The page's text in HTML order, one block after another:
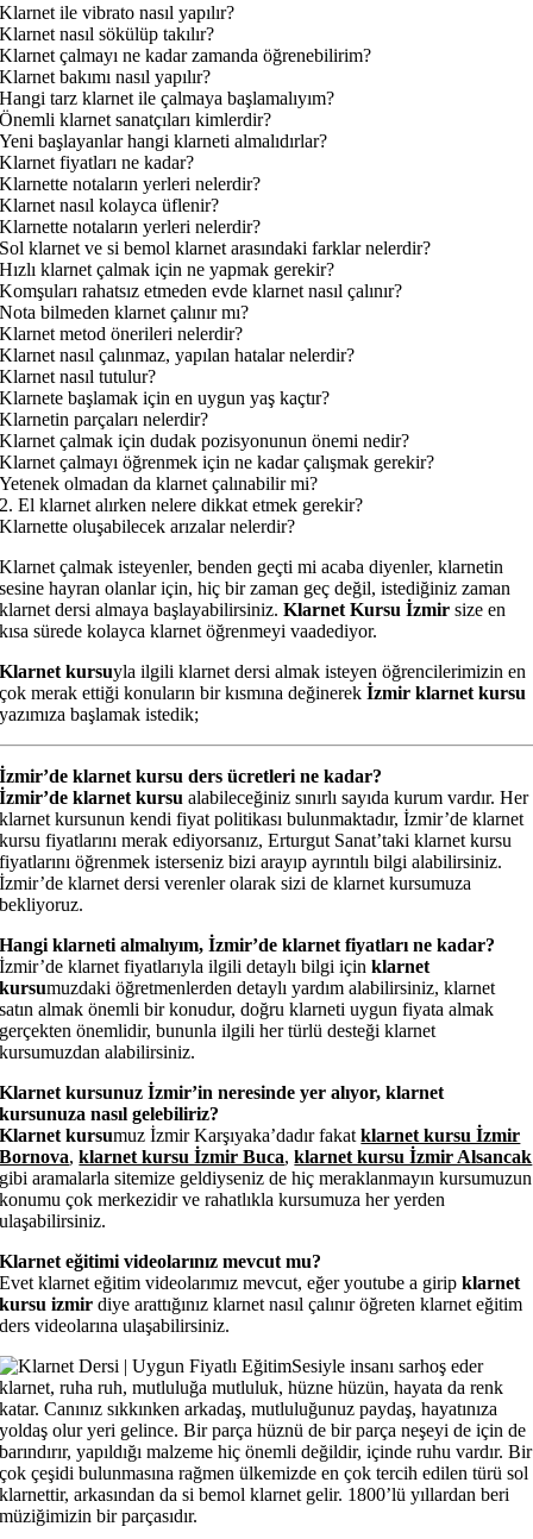
Klarnet ile vibrato nasıl yapılır?
Klarnet nasıl sökülüp takılır?
Klarnet çalmayı ne kadar zamanda öğrenebilirim?
Klarnet bakımı nasıl yapılır?
Hangi tarz klarnet ile çalmaya başlamalıyım?
Önemli klarnet sanatçıları kimlerdir?
Yeni başlayanlar hangi klarneti almalıdırlar?
Klarnet fiyatları ne kadar?
Klarnette notaların yerleri nelerdir?
Klarnet nasıl kolayca üflenir?
Klarnette notaların yerleri nelerdir?
Sol klarnet ve si bemol klarnet arasındaki farklar nelerdir?
Hızlı klarnet çalmak için ne yapmak gerekir?
Komşuları rahatsız etmeden evde klarnet nasıl çalınır?
Nota bilmeden klarnet çalınır mı?
Klarnet metod önerileri nelerdir?
Klarnet nasıl çalınmaz, yapılan hatalar nelerdir?
Klarnet nasıl tutulur?
Klarnete başlamak için en uygun yaş kaçtır?
Klarnetin parçaları nelerdir?
Klarnet çalmak için dudak pozisyonunun önemi nedir?
Klarnet çalmayı öğrenmek için ne kadar çalışmak gerekir?
Yetenek olmadan da klarnet çalınabilir mi?
2. El klarnet alırken nelere dikkat etmek gerekir?
Klarnette oluşabilecek arızalar nelerdir?
Klarnet çalmak isteyenler, benden geçti mi acaba diyenler, klarnetin
sesine hayran olanlar için, hiç bir zaman geç değil, istediğiniz zaman
klarnet dersi almaya başlayabilirsiniz.Klarnet Kursu İzmir size en
kısa sürede kolayca klarnet öğrenmeyi vaadediyor.
Klarnet kursuyla ilgili klarnet dersi almak isteyen öğrencilerimizin en
çok merak ettiği konuların bir kısmına değinerekİzmir klarnet kursu
yazımıza başlamak istedik;
İzmir’de klarnet kursu ders ücretleri ne kadar?
İzmir’de klarnet kursu alabileceğiniz sınırlı sayıda kurum vardır. Her
klarnet kursunun kendi fiyat politikası bulunmaktadır, İzmir’de klarnet
kursu fiyatlarını merak ediyorsanız, Erturgut Sanat’taki klarnet kursu
fiyatlarını öğrenmek isterseniz bizi arayıp ayrıntılı bilgi alabilirsiniz.
İzmir’de klarnet dersi verenler olarak sizi de klarnet kursumuza
bekliyoruz.
Hangi klarneti almalıyım, İzmir’de klarnet fiyatları ne kadar?
İzmir’de klarnet fiyatlarıyla ilgili detaylı bilgi içinklarnet
kursumuzdaki öğretmenlerden detaylı yardım alabilirsiniz, klarnet
satın almak önemli bir konudur, doğru klarneti uygun fiyata almak
gerçekten önemlidir, bununla ilgili her türlü desteği klarnet
kursumuzdan alabilirsiniz.
Klarnet kursunuz İzmir’in neresinde yer alıyor, klarnet
kursunuza nasıl gelebiliriz?
Klarnet kursumuz İzmir Karşıyaka’dadır fakatklarnet kursu İzmir
Bornova,klarnet kursu İzmir Buca,klarnet kursu İzmir Alsancak
gibi aramalarla sitemize geldiyseniz de hiç meraklanmayın kursumuzun
konumu çok merkezidir ve rahatlıkla kursumuza her yerden
ulaşabilirsiniz.
Klarnet eğitimi videolarınız mevcut mu?
Evet klarnet eğitim videolarımız mevcut, eğer youtube a giripklarnet
kursu izmir diye arattığınız klarnet nasıl çalınır öğreten klarnet eğitim
ders videolarına ulaşabilirsiniz.
Sesiyle insanı sarhoş eder
klarnet, ruha ruh, mutluluğa mutluluk, hüzne hüzün, hayata da renk
katar. Canınız sıkkınken arkadaş, mutluluğunuz paydaş, hayatınıza
yoldaş olur yeri gelince. Bir parça hüznü de bir parça neşeyi de için de
barındırır, yapıldığı malzeme hiç önemli değildir, içinde ruhu vardır. Bir
çok çeşidi bulunmasına rağmen ülkemizde en çok tercih edilen türü sol
klarnettir, arkasından da si bemol klarnet gelir. 1800’lü yıllardan beri
müziğimizin bir parçasıdır.